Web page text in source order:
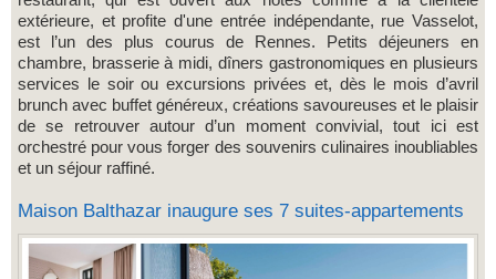
extérieure, et profite d'une entrée indépendante, rue Vasselot,
est l’un des plus courus de Rennes. Petits déjeuners en
chambre, brasserie à midi, dîners gastronomiques en plusieurs
services le soir ou excursions privées et, dès le mois d’avril
brunch avec buffet généreux, créations savoureuses et le plaisir
de se retrouver autour d’un moment convivial, tout ici est
orchestré pour vous forger des souvenirs culinaires inoubliables
et un séjour raffiné.
Maison Balthazar inaugure ses 7 suites-appartements